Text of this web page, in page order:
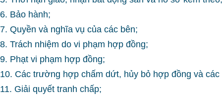
6. Bảo hành;
7. Quyền và nghĩa vụ của các bên;
8. Trách nhiệm do vi phạm hợp đồng;
9. Phạt vi phạm hợp đồng;
10. Các trường hợp chấm dứt, hủy bỏ hợp đồng và
11. Giải quyết tranh chấp;